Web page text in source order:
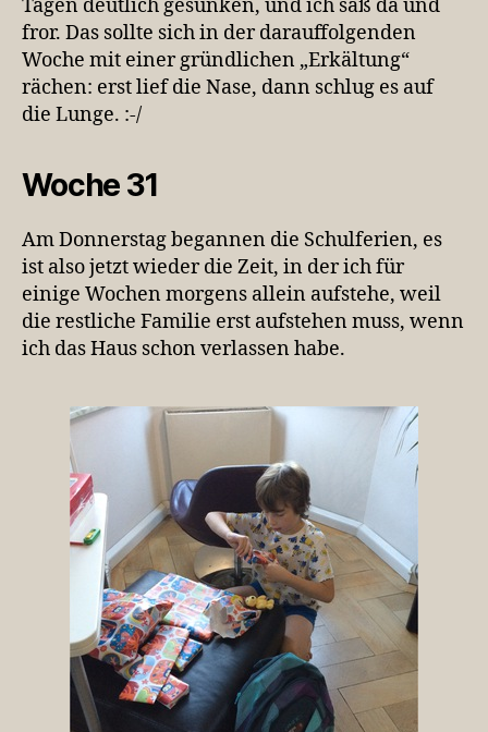
Tagen deutlich gesunken, und ich saß da und
fror. Das sollte sich in der darauffolgenden
Woche mit einer gründlichen „Erkältung“
rächen: erst lief die Nase, dann schlug es auf
die Lunge. :-/
Woche 31
Am Donnerstag begannen die Schulferien, es
ist also jetzt wieder die Zeit, in der ich für
einige Wochen morgens allein aufstehe, weil
die restliche Familie erst aufstehen muss, wenn
ich das Haus schon verlassen habe.